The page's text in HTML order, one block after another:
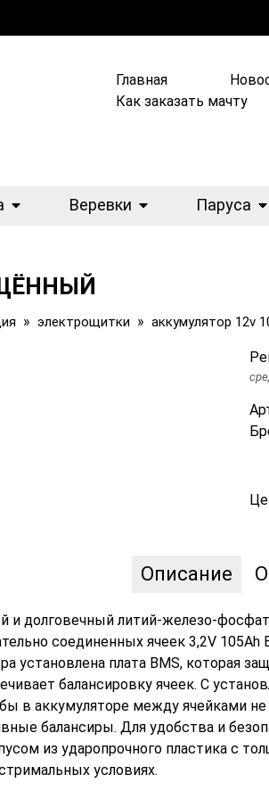
Главная
Как заказать мачту
Веревки Паруса
» электрощитки » аккумулятор 12v
Описание
и долговечный литий-железо-
соединенных ячеек 3,2V 105Ah
установлена плата BMS, которая
балансировку ячеек. С
в аккумуляторе между ячейками
балансиры. Для удобства и
из ударопрочного пластика с
условиях.